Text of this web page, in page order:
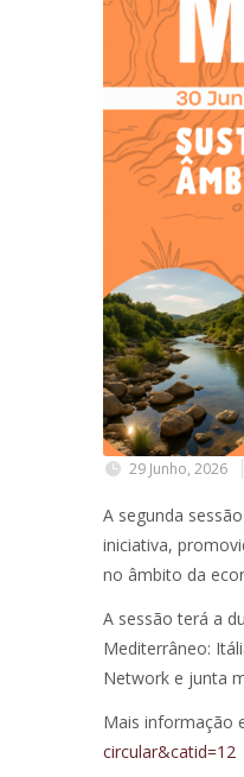
29 Junho, 2026
A segunda
iniciativa,
no âmbito da
A sessão terá a
Mediterrâneo:
Network e junta
Mais informação
circular&catid=12